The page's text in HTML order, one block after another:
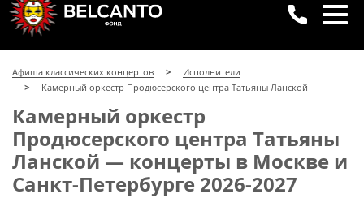
8 (499) 923-22-78
с 10:00 до 20:00
для регионов
Афиша классических концертов
Исполнители
Камерный оркестр Продюсерского центра Татьяны Ланской
Камерный оркестр
Продюсерского центра Татьяны
Ланской — концерты в Москве и
Санкт-Петербурге 2026-2027